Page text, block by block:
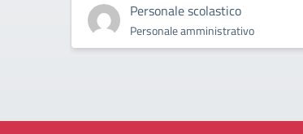
Personale scolastico
Personale amministrativo